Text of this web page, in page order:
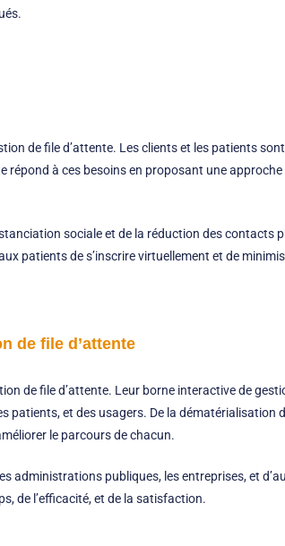
de file d’attente. Les clients et les patients
répond à ces besoins en proposant une
sociale et de la réduction des contacts
patients de s’inscrire virtuellement et de
de file d’attente
de file d’attente. Leur borne interactive de
et des usagers. De la dématérialisation
le parcours de chacun.
administrations publiques, les entreprises, et
de l’efficacité, et de la satisfaction.